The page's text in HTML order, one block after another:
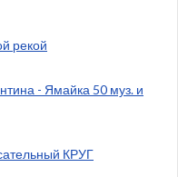
рекой
- Ямайка 50 муз. и
КРУГ